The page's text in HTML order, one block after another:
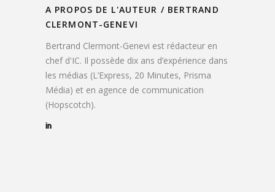
A PROPOS DE L'AUTEUR / BERTRAND
CLERMONT-GENEVI
Bertrand Clermont-Genevi est rédacteur en
chef d'IC. Il possède dix ans d’expérience dans
les médias (L’Express, 20 Minutes, Prisma
Média) et en agence de communication
(Hopscotch).